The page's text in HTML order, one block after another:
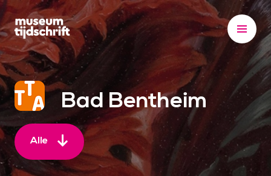
S
k
i
p
t
o
o
n
t
Bad Bentheim
Alle